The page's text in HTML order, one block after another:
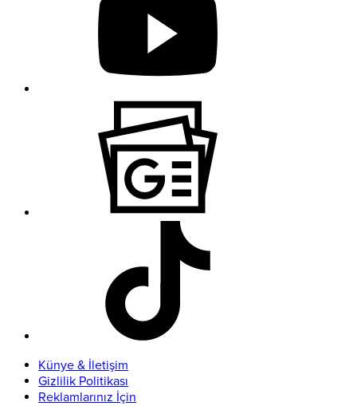
Künye & İletişim
Gizlilik Politikası
Reklamlarınız İçin